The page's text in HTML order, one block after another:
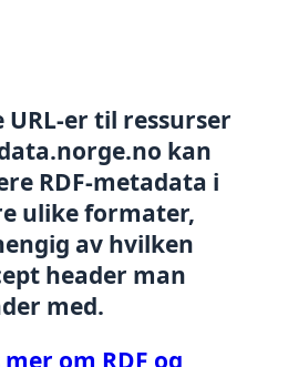
URL-er til ressurser
kan
RDF-metadata i
ulike formater,
av hvilken
header man
med.
mer om RDF og